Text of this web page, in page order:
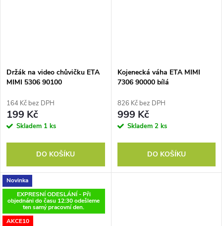
Držák na video chůvičku ETA
MIMI 5306 90100
164 Kč bez DPH
199 Kč
Skladem 1 ks
DO KOŠÍKU
Kojenecká váha ETA MIMI
7306 90000 bílá
826 Kč bez DPH
999 Kč
Skladem 2 ks
DO KOŠÍKU
Novinka
EXPRESNÍ ODESLÁNÍ - Při
objednáni do času 12:30 odešleme
ten samý pracovní den.
AKCE10